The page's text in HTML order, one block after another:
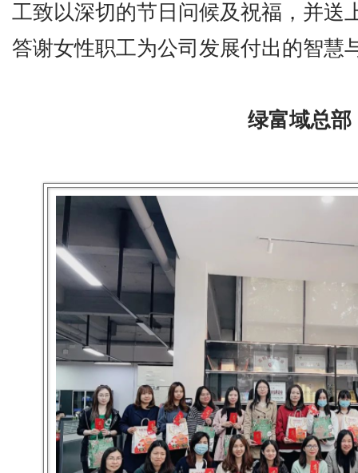
工致以深切的节日问候及祝福，并送
答谢女性职工为公司发展付出的智慧
绿富域总部